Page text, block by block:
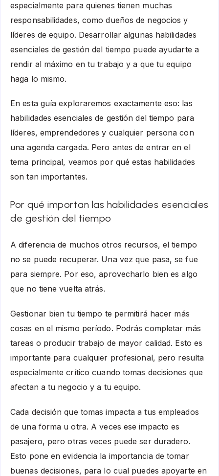
especialmente para quienes tienen muchas
responsabilidades, como dueños de negocios y
líderes de equipo. Desarrollar algunas habilidades
esenciales de gestión del tiempo puede ayudarte a
rendir al máximo en tu trabajo y a que tu equipo
haga lo mismo.
En esta guía exploraremos exactamente eso: las
habilidades esenciales de gestión del tiempo para
líderes, emprendedores y cualquier persona con
una agenda cargada. Pero antes de entrar en el
tema principal, veamos por qué estas habilidades
son tan importantes.
Por qué importan las habilidades esenciales
de gestión del tiempo
A diferencia de muchos otros recursos, el tiempo
no se puede recuperar. Una vez que pasa, se fue
para siempre. Por eso, aprovecharlo bien es algo
que no tiene vuelta atrás.
Gestionar bien tu tiempo te permitirá hacer más
cosas en el mismo período. Podrás completar más
tareas o producir trabajo de mayor calidad. Esto es
importante para cualquier profesional, pero resulta
especialmente crítico cuando tomas decisiones que
afectan a tu negocio y a tu equipo.
Cada decisión que tomas impacta a tus empleados
de una forma u otra. A veces ese impacto es
pasajero, pero otras veces puede ser duradero.
Esto pone en evidencia la importancia de tomar
buenas decisiones, para lo cual puedes apoyarte en